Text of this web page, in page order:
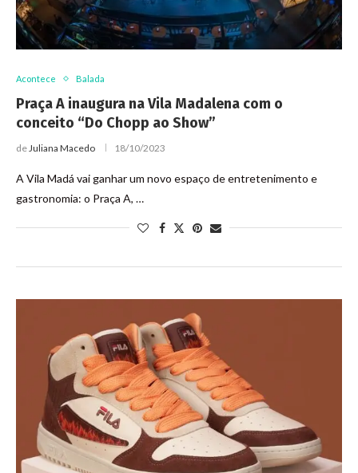
Acontece Balada
Praça A inaugura na Vila Madalena com o
conceito “Do Chopp ao Show”
deJuliana Macedo 18/10/2023
A Vila Madá vai ganhar um novo espaço de entretenimento e
gastronomia: o Praça A, …